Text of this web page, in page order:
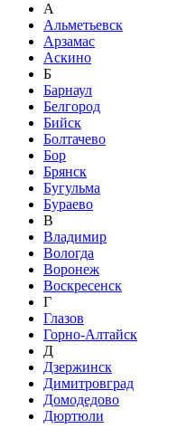
А
Альметьевск
Арзамас
Аскино
Б
Барнаул
Белгород
Бийск
Болтачево
Бор
Брянск
Бугульма
Бураево
В
Владимир
Вологда
Воронеж
Воскресенск
Г
Глазов
Горно-Алтайск
Д
Дзержинск
Димитровград
Домодедово
Дюртюли